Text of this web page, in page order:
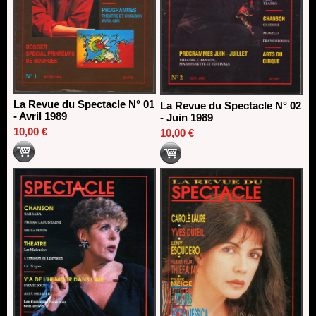
La Revue du Spectacle N° 01
- Avril 1989
10,00 €
La Revue du Spectacle N° 02
- Juin 1989
10,00 €